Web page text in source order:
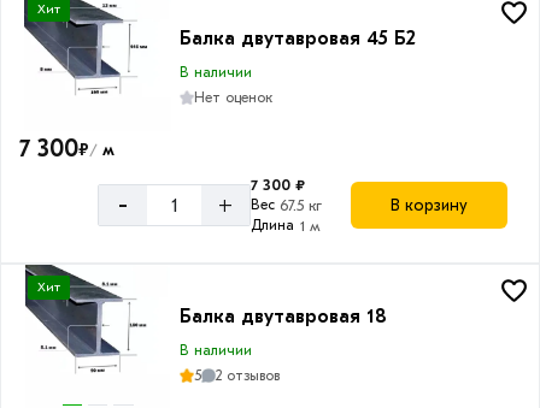
Хит
Балка двутавровая 45 Б2
В наличии
Нет оценок
7 300₽/ м
- +
7 300 ₽
Вес 67.5 кг
Длина 1 м
В корзину
Хит
Балка двутавровая 18
В наличии
5
2 отзывов